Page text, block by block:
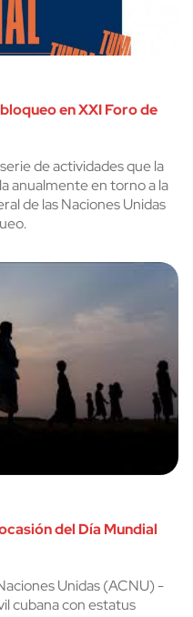
en XXI Foro de
de actividades que la
anualmente en torno a la
de las Naciones Unidas
del Día Mundial
Unidas (ACNU) -
cubana con estatus